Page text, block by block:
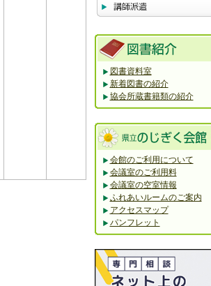
図書資料室
新着図書の紹介
協会所蔵書籍類の紹介
会館のご利用について
会議室のご利用料
会議室の空室情報
ふれあいルームのご案内
アクセスマップ
パンフレット